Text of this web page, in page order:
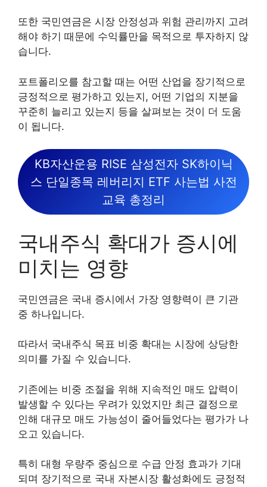
또한 국민연금은 시장 안정성과 위험 관리까지 고려
해야 하기 때문에 수익률만을 목적으로 투자하지 않
습니다.
포트폴리오를 참고할 때는 어떤 산업을 장기적으로
긍정적으로 평가하고 있는지, 어떤 기업의 지분을
꾸준히 늘리고 있는지 등을 살펴보는 것이 더 도움
이 됩니다.
KB자산운용 RISE 삼성전자 SK하이닉
스 단일종목 레버리지 ETF 사는법 사전
교육 총정리
국내주식 확대가 증시에
미치는 영향
국민연금은 국내 증시에서 가장 영향력이 큰 기관
중 하나입니다.
따라서 국내주식 목표 비중 확대는 시장에 상당한
의미를 가질 수 있습니다.
기존에는 비중 조절을 위해 지속적인 매도 압력이
발생할 수 있다는 우려가 있었지만 최근 결정으로
인해 대규모 매도 가능성이 줄어들었다는 평가가 나
오고 있습니다.
특히 대형 우량주 중심으로 수급 안정 효과가 기대
되며 장기적으로 국내 자본시장 활성화에도 긍정적